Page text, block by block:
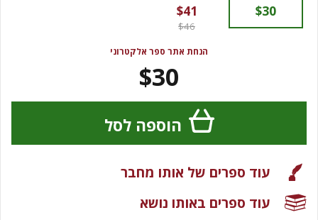
$30
$41
$46
הנחת אתר ספר אלקטרוני
$30
הוספה לסל
עוד ספרים של אותו מחבר
עוד ספרים באותו נושא